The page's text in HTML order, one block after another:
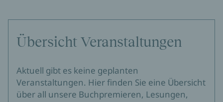
Übersicht Veranstaltungen
Aktuell gibt es keine geplanten
Veranstaltungen. Hier finden Sie eine Übersicht
über all unsere Buchpremieren, Lesungen,